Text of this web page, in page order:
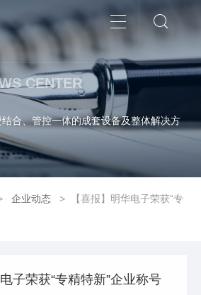
CENTER
合、管控一体的成套设备及整体解决方
企业动态 >
【喜报】明华电子荣获“专
子荣获“专精特新”企业称号